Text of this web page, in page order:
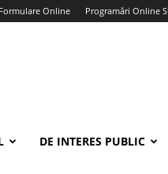
Formulare Online Programări Online
DE INTERES PUBLIC